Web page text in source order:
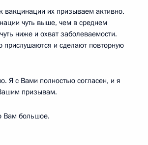
вакцинации их призываем активно.
чуть выше, чем в среднем
ниже и охват заболеваемости.
прислушаются и сделают повторную
Я с Вами полностью согласен, и я
призывам.
Вам большое.